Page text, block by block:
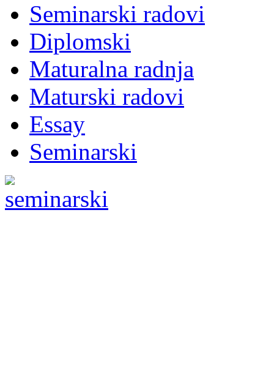
Seminarski radovi
Diplomski
Maturalna radnja
Maturski radovi
Essay
Seminarski